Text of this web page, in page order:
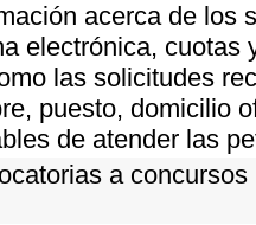
acerca de los
electrónica,
las solicitudes
puesto, domicilio
de atender las
a